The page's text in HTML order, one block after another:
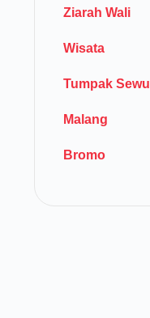
Ziarah Wali
Wisata
Tumpak Sewu
Malang
Bromo